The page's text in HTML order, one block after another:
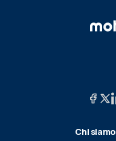
Chi siamo